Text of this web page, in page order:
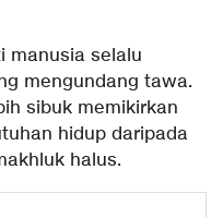
manusia selalu
mengundang tawa.
sibuk memikirkan
hidup daripada
halus.